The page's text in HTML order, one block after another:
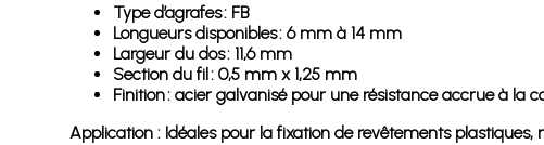
Type d’agrafes : FB
Longueurs disponibles : 6 mm à 14 mm
Largeur du dos : 11,6 mm
Section du fil : 0,5 mm x 1,25 mm
Finition : acier galvanisé pour une résistance accrue à la
Application : Idéales pour la fixation de revêtements